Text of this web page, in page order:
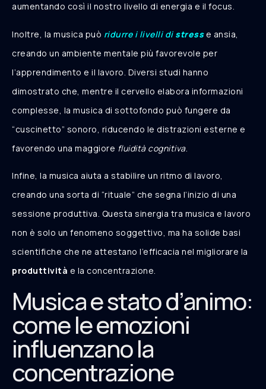
aumentando così il nostro livello di energia e il focus.
Inoltre, la musica può ridurre i livelli di stresse ansia,
creando un ambiente mentale più favorevole per
l’apprendimento e il lavoro. Diversi studi hanno
dimostrato che, mentre il cervello elabora informazioni
complesse, la musica di sottofondo può fungere da
“cuscinetto” sonoro, riducendo le distrazioni esterne e
favorendo una maggiore fluidità cognitiva.
Infine, la musica aiuta a stabilire un ritmo di lavoro,
creando una sorta di “rituale” che segna l’inizio di una
sessione produttiva. Questa sinergia tra musica e lavoro
non è solo un fenomeno soggettivo, ma ha solide basi
scientifiche che ne attestano l’efficacia nel migliorare la
produttività e la concentrazione.
Musica e stato d’animo:
come le emozioni
influenzano la
concentrazione